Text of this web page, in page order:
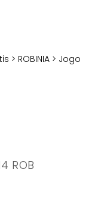
> ROBINIA > Jogo
ROB